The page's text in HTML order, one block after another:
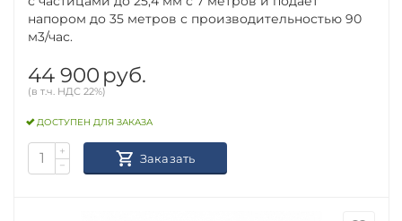
напором до 35 метров с производительностью 90
м3/час.
44 900 руб.
(в т.ч. НДС 22%)
ДОСТУПЕН ДЛЯ ЗАКАЗА
+
−
Заказать